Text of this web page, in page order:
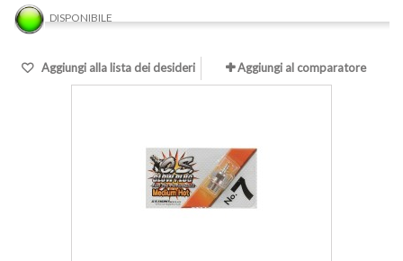
DISPONIBILE
Aggiungi alla lista dei desideri Aggiungi al comparatore